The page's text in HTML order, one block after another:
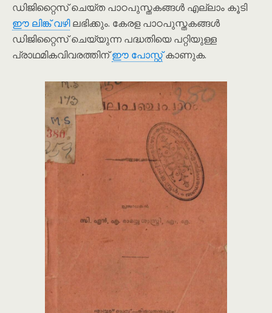
ഡിജിറ്റൈസ് ചെയ്ത പാഠപുസ്തകങ്ങൾ എല്ലാം കൂടി
ഈ ലിങ്ക് വഴിലഭിക്കും. കേരള പാഠപുസ്തകങ്ങൾ
ഡിജിറ്റൈസ് ചെയ്യുന്ന പദ്ധതിയെ പറ്റിയുള്ള
പ്രാഥമികവിവരത്തിന്ഈ പോസ്റ്റ്കാണുക.